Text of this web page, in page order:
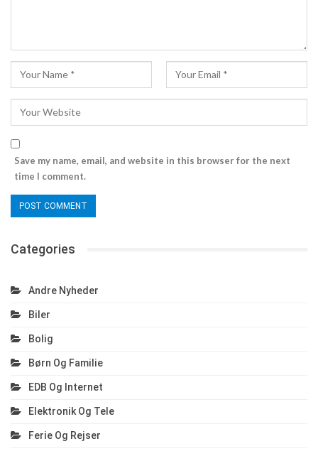
Save my name, email, and website in this browser for the next
time I comment.
Categories
Andre Nyheder
Biler
Bolig
Børn Og Familie
EDB Og Internet
Elektronik Og Tele
Ferie Og Rejser